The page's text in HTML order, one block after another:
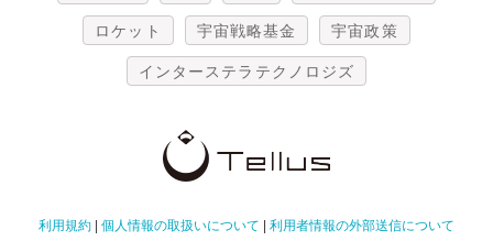
ロケット 宇宙戦略基金 宇宙政策
インターステラテクノロジズ
利用規約 個人情報の取扱いについて 利用者情報の外部送信について